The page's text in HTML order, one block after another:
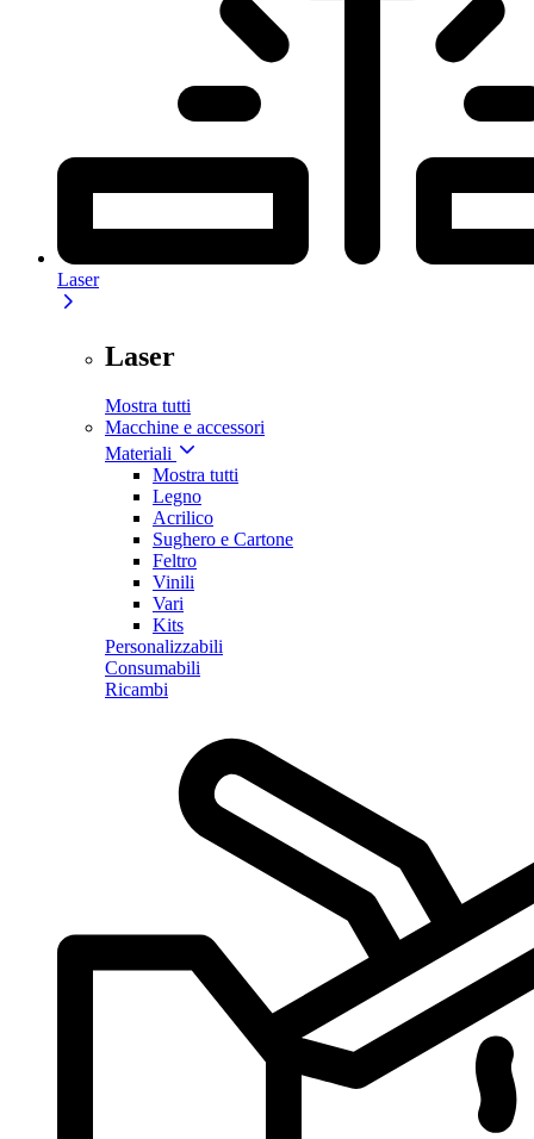
Laser
Laser
Mostra tutti
Macchine e accessori
Materiali
Mostra tutti
Legno
Acrilico
Sughero e Cartone
Feltro
Vinili
Vari
Kits
Personalizzabili
Consumabili
Ricambi